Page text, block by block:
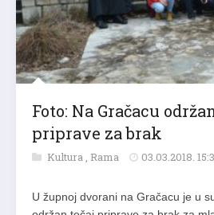
Foto: Na Gračacu
priprave za brak
Kultura , Rama 03.03.2018.
U župnoj dvorani na Gračacu je u